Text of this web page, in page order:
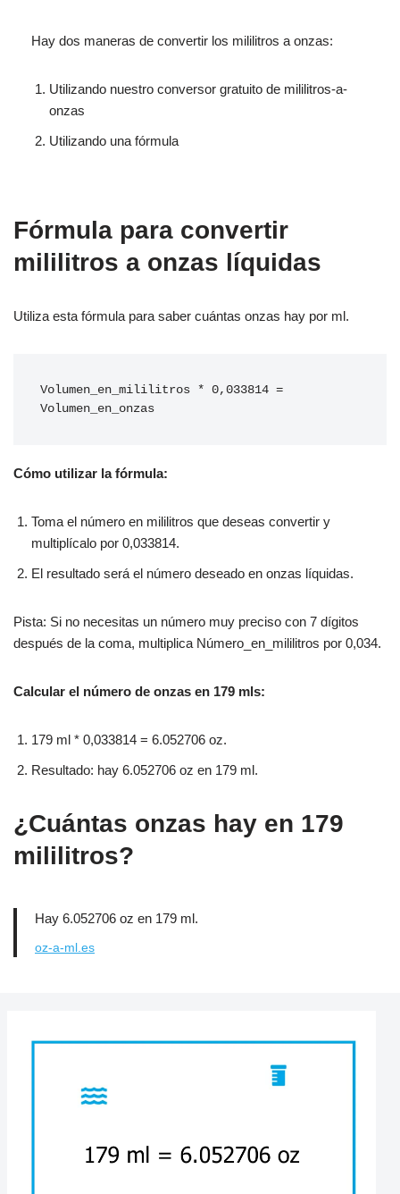
Hay dos maneras de convertir los mililitros a onzas:
Utilizando nuestro conversor gratuito de mililitros-a-
onzas
Utilizando una fórmula
Fórmula para convertir
mililitros a onzas líquidas
Utiliza esta fórmula para saber cuántas onzas hay por ml.
Volumen_en_mililitros * 0,033814 =
Volumen_en_onzas
Cómo utilizar la fórmula:
Toma el número en mililitros que deseas convertir y
multiplícalo por 0,033814.
El resultado será el número deseado en onzas líquidas.
Pista: Si no necesitas un número muy preciso con 7 dígitos
después de la coma, multiplica Número_en_mililitros por 0,034.
Calcular el número de onzas en 179 mls:
179 ml * 0,033814 = 6.052706 oz.
Resultado: hay 6.052706 oz en 179 ml.
¿Cuántas onzas hay en 179
mililitros?
Hay 6.052706 oz en 179 ml.
oz-a-ml.es